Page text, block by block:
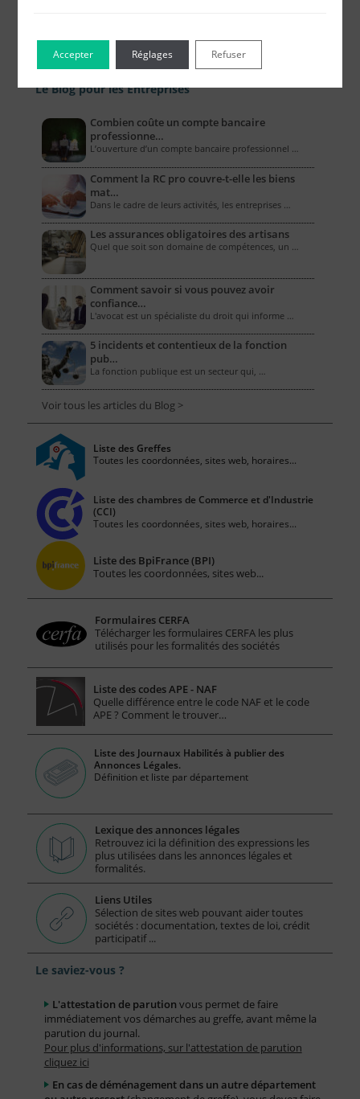
Le Blog pour les Entreprises
Combien coûte un compte bancaire
professionne…
L’ouverture d’un compte bancaire professionnel …
Comment la RC pro couvre-t-elle les biens
mat…
Dans le cadre de leurs activités, les entreprises …
Les assurances obligatoires des artisans
Quel que soit son domaine de compétences, un …
Comment savoir si vous pouvez avoir
confiance…
L'avocat est un spécialiste du droit qui informe …
5 incidents et contentieux de la fonction
pub…
La fonction publique est un secteur qui, …
Voir tous les articles du Blog >
Liste des Greffes
Toutes les coordonnées, sites web, horaires...
Liste des chambres de Commerce et d'Industrie
(CCI)
Toutes les coordonnées, sites web, horaires...
Liste des BpiFrance (BPI)
Toutes les coordonnées, sites web...
Formulaires CERFA
Télécharger les formulaires CERFA les plus
utilisés pour les formalités des sociétés
Liste des codes APE - NAF
Quelle différence entre le code NAF et le code
APE ? Comment le trouver…
Liste des Journaux Habilités à publier des
Annonces Légales.
Définition et liste par département
Lexique des annonces légales
Retrouvez ici la définition des expressions les
plus utilisées dans les annonces légales et
formalités.
Liens Utiles
Sélection de sites web pouvant aider toutes
sociétés : documentation, textes de loi, crédit
participatif ...
Le saviez-vous ?
L'attestation de parution vous permet de faire
immédiatement vos démarches au greffe, avant même la
parution du journal.
Pour plus d'informations, sur l'attestation de parution
cliquez ici
En cas de déménagement dans un autre département
Accepter Refuser
Réglages